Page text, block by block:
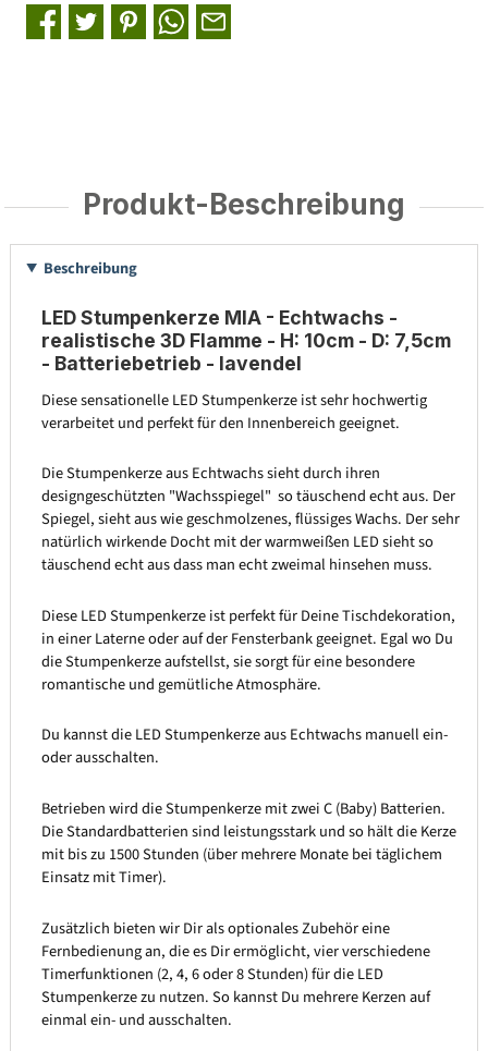
Produkt-Beschreibung
Beschreibung
LED Stumpenkerze MIA - Echtwachs -
realistische 3D Flamme - H: 10cm - D: 7,5cm
- Batteriebetrieb - lavendel
Diese sensationelle LED Stumpenkerze ist sehr hochwertig
verarbeitet und perfekt für den Innenbereich geeignet.
Die Stumpenkerze aus Echtwachs sieht durch ihren
designgeschützten "Wachsspiegel" so täuschend echt aus. Der
Spiegel, sieht aus wie geschmolzenes, flüssiges Wachs. Der sehr
natürlich wirkende Docht mit der warmweißen LED sieht so
täuschend echt aus dass man echt zweimal hinsehen muss.
Diese LED Stumpenkerze ist perfekt für Deine Tischdekoration,
in einer Laterne oder auf der Fensterbank geeignet. Egal wo Du
die Stumpenkerze aufstellst, sie sorgt für eine besondere
romantische und gemütliche Atmosphäre.
Du kannst die LED Stumpenkerze aus Echtwachs manuell ein-
oder ausschalten.
Betrieben wird die Stumpenkerze mit zwei C (Baby) Batterien.
Die Standardbatterien sind leistungsstark und so hält die Kerze
mit bis zu 1500 Stunden (über mehrere Monate bei täglichem
Einsatz mit Timer).
Zusätzlich bieten wir Dir als optionales Zubehör eine
Fernbedienung an, die es Dir ermöglicht, vier verschiedene
Timerfunktionen (2, 4, 6 oder 8 Stunden) für die LED
Stumpenkerze zu nutzen. So kannst Du mehrere Kerzen auf
einmal ein- und ausschalten.